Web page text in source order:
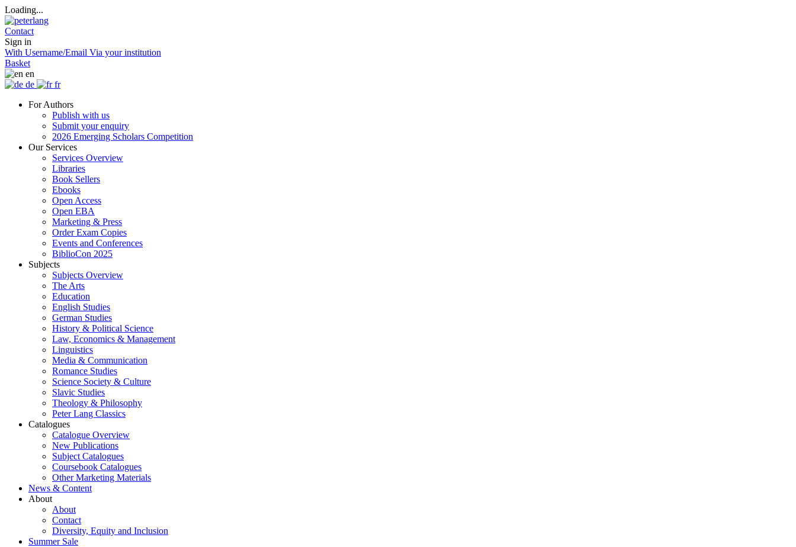
Loading...
Contact
Sign in
With Username/Email Via your institution
Basket
en
de
fr
For Authors
Publish with us
Submit your enquiry
2026 Emerging Scholars Competition
Our Services
Services Overview
Libraries
Book Sellers
Ebooks
Open Access
Open EBA
Marketing & Press
Order Exam Copies
Events and Conferences
BiblioCon 2025
Subjects
Subjects Overview
The Arts
Education
English Studies
German Studies
History & Political Science
Law, Economics & Management
Linguistics
Media & Communication
Romance Studies
Science Society & Culture
Slavic Studies
Theology & Philosophy
Peter Lang Classics
Catalogues
Catalogue Overview
New Publications
Subject Catalogues
Coursebook Catalogues
Other Marketing Materials
News & Content
About
About
Contact
Diversity, Equity and Inclusion
Summer Sale